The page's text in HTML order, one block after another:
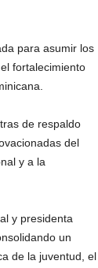
para asumir los
fortalecimiento
de respaldo
del
y a la
y presidenta
un
de la juventud, el